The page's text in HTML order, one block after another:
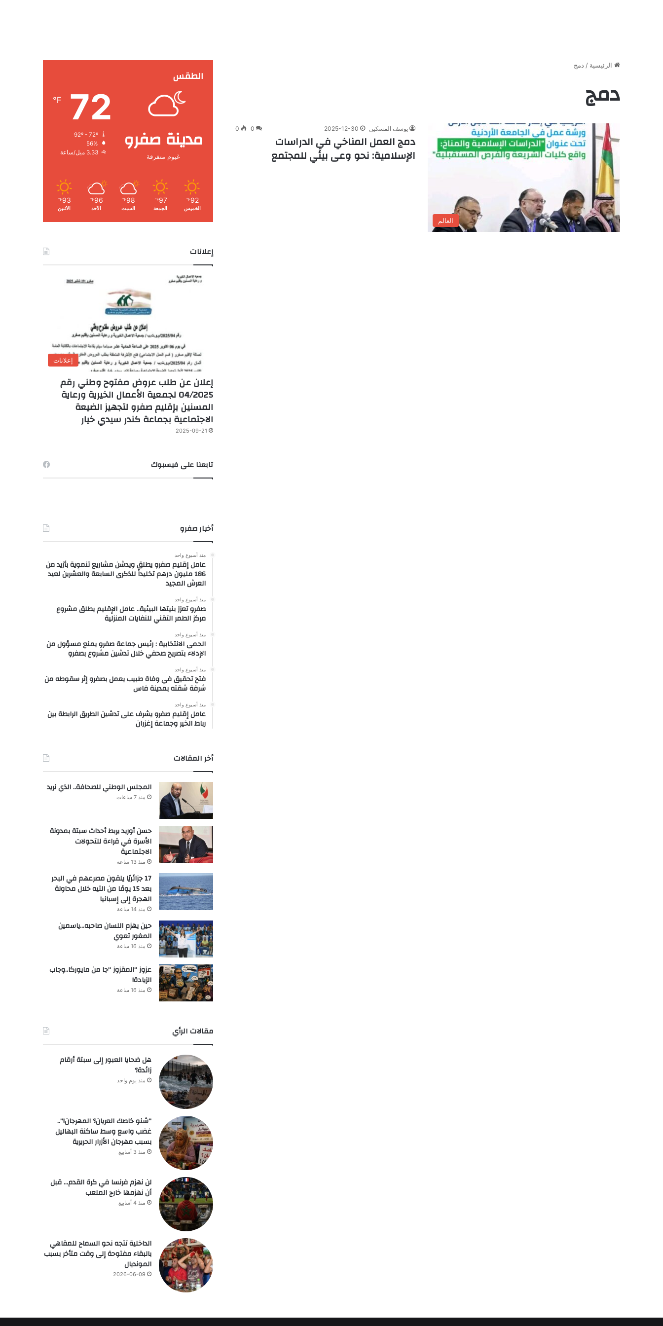
الرئيسية / دمج
دمج
العالم
يوسف المسكين 2025-12-30
0
0
دمج العمل المناخي في الدراسات
الإسلامية: نحو وعى بيئي للمجتمع
الطقس
مدينة صفرو
غيوم متفرقة
72
℉
56%
3.33 ميل/ساعة
92
℉
الخميس
97
℉
الجمعة
98
℉
السبت
96
℉
الأحد
93
℉
الأثنين
إعلانات
إعلانات
إعلان عن طلب عروض مفتوح وطني رقم
04/2025 لجمعية الأعمال الخيرية ورعاية
المسنين بإقليم صفرو لتجهيز الضيعة
الاجتماعية بجماعة كندر سيدي خيار
2025-09-21
تابعنا على فيسبوك
أخبار صفرو
منذ أسبوع واحد
عامل إقليم صفرو يطلق ويدشن مشاريع تنموية بأزيد من
186 مليون درهم تخليداً للذكرى السابعة والعشرين لعيد
العرش المجيد
منذ أسبوع واحد
صفرو تعزز بنيتها البيئية.. عامل الإقليم يطلق مشروع
مركز الطمر التقني للنفايات المنزلية
منذ أسبوع واحد
الحمى الانتخابية : رئيس جماعة صفرو يمنع مسؤول من
الإدلاء بتصريح صحفي خلال تدشين مشروع بصفرو
منذ أسبوع واحد
فتح تحقيق في وفاة طبيب يعمل بصفرو إثر سقوطه من
شرفة شقته بمدينة فاس
منذ أسبوع واحد
عامل إقليم صفرو يشرف على تدشين الطريق الرابطة بين
رباط الخير وجماعة إغزران
أخر المقالات
المجلس الوطني للصحافة.. الذي نريد
منذ 7 ساعات
حسن أوريد يربط أحداث سبتة بمدونة
الأسرة في قراءة للتحولات
الاجتماعية
منذ 13 ساعة
17 جزائريًا يلقون مصرعهم في البحر
بعد 15 يومًا من التيه خلال محاولة
الهجرة إلى إسبانيا
منذ 14 ساعة
حين يهزم اللسان صاحبه…ياسمين
المغور تعوي
منذ 16 ساعة
عزوز “المقزوز “جا من مايوركا..وجاب
الزيادة!
منذ 16 ساعة
مقالات الرأي
هل ضحايا العبور إلى سبتة أرقام
زائدة؟
منذ يوم واحد
“شنو خاصك العريان؟ المهرجان!”..
غضب واسع وسط ساكنة البهاليل
بسبب مهرجان الأزرار الحريرية
منذ 3 أسابيع
لن نهزم فرنسا في كرة القدم… قبل
أن نهزمها خارج الملعب
منذ 4 أسابيع
الداخلية تتجه نحو السماح للمقاهي
بالبقاء مفتوحة إلى وقت متأخر بسبب
المونديال
2026-06-09